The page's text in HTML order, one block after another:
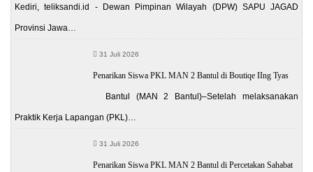
Kediri, teliksandi.id - Dewan Pimpinan Wilayah (DPW) SAPU JAGAD
Provinsi Jawa…
31 Juli 2026
Penarikan Siswa PKL MAN 2 Bantul di Boutiqe IIng Tyas
Bantul (MAN 2 Bantul)–Setelah melaksanakan
Praktik Kerja Lapangan (PKL)…
31 Juli 2026
Penarikan Siswa PKL MAN 2 Bantul di Percetakan Sahabat